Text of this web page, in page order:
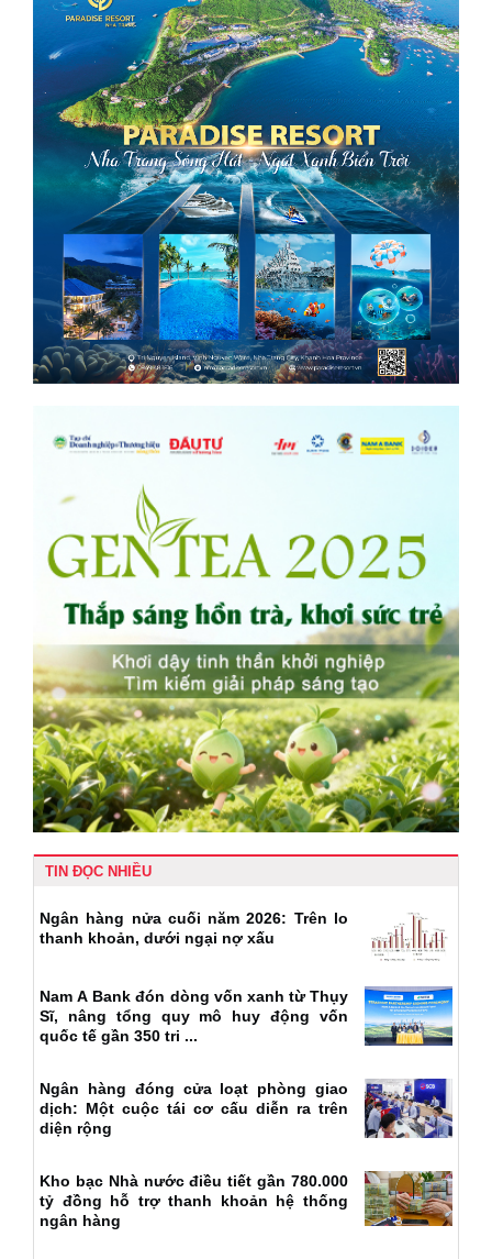
TIN ĐỌC NHIỀU
Ngân hàng nửa cuối năm 2026: Trên lo
thanh khoản, dưới ngại nợ xấu
Nam A Bank đón dòng vốn xanh từ Thụy
Sĩ, nâng tổng quy mô huy động vốn
quốc tế gần 350 tri ...
Ngân hàng đóng cửa loạt phòng giao
dịch: Một cuộc tái cơ cấu diễn ra trên
diện rộng
Kho bạc Nhà nước điều tiết gần 780.000
tỷ đồng hỗ trợ thanh khoản hệ thống
ngân hàng